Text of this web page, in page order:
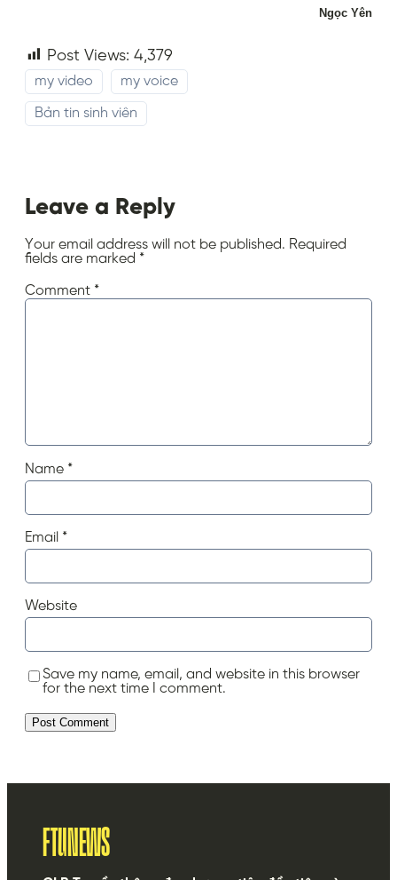
Ngọc Yên
Post Views: 4,379
my video my voice
Bản tin sinh viên
Leave a Reply
Your email address will not be published. Required
fields are marked *
Comment *
Name *
Email *
Website
Save my name, email, and website in this browser
for the next time I comment.
FTUNEWS